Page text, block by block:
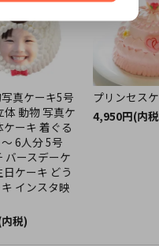
真ケーキ5号
体 動物 写真ケ
ケーキ 着ぐる
6人分 5号
バースデーケ
日ケーキ どう
インスタ映
税)
プリンセス
4,950円(内